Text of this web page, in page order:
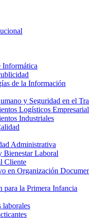
Informática
de la Información
y Seguridad en el
Logísticos
Industriales
Administrativa
Bienestar Laboral
Cliente
en Organización
la Primera Infancia
laborales